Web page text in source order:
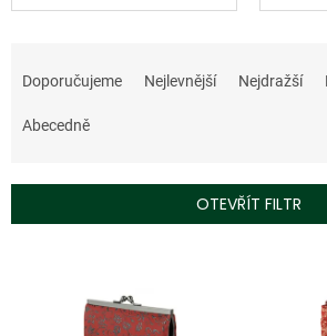
a
e
í
r
Doporučujeme Nejlevnější Nejdražší
Abecedně
OTEVŘÍT FILTR